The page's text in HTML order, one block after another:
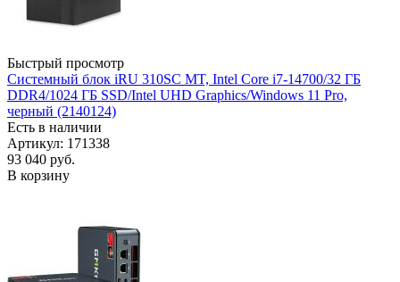
Быстрый просмотр
Системный блок iRU 310SC MT, Intel Core i7-14700/32 ГБ
DDR4/1024 ГБ SSD/Intel UHD Graphics/Windows 11 Pro,
черный (2140124)
Есть в наличии
Артикул: 171338
93 040 руб.
В корзину